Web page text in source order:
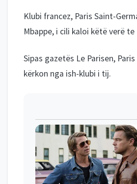
Klubi francez, Paris Saint-
Mbappe, i cili kaloi këtë verë
Sipas gazetës Le Parisen,
kërkon nga ish-klubi i tij.